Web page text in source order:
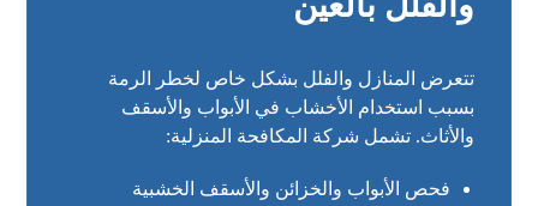
تتعرض المنازل والفلل بشكل خاص لخطر الرمة
بسبب استخدام الأخشاب في الأبواب والأسقف
والأثاث. تشمل شركة المكافحة المنزلية:
فحص الأبواب والخزائن والأسقف الخشبية